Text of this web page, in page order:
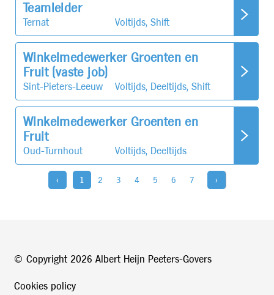
Teamleider
Ternat Voltijds, Shift
Winkelmedewerker Groenten en
Fruit (vaste job)
Sint-Pieters-Leeuw Voltijds, Deeltijds, Shift
Winkelmedewerker Groenten en
Fruit
Oud-Turnhout Voltijds, Deeltijds
‹ 1 2 3 4 5 6 7 ›
© Copyright 2026 Albert Heijn Peeters-Govers
Cookies policy